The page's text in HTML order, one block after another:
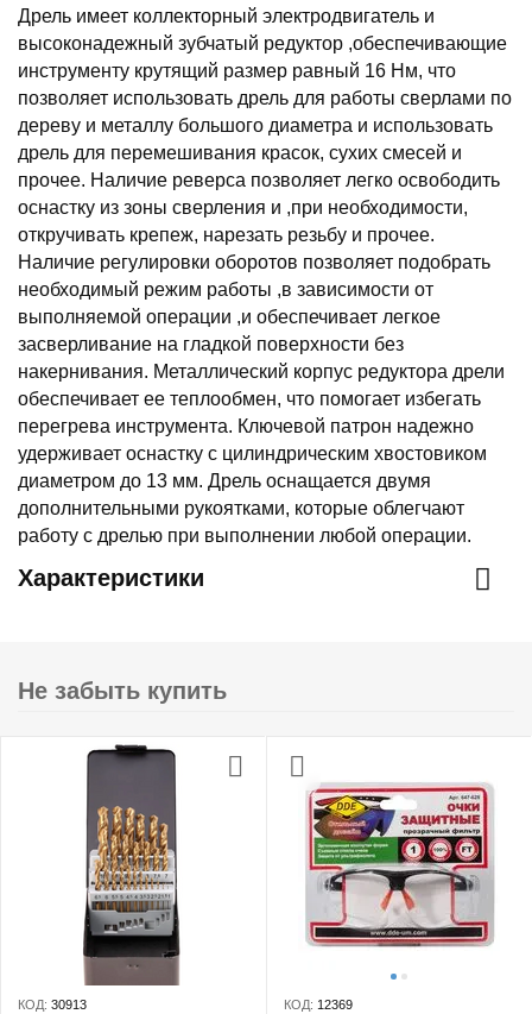
Дрель имеет коллекторный электродвигатель и
высоконадежный зубчатый редуктор ,обеспечивающие
инструменту крутящий размер равный 16 Нм, что
позволяет использовать дрель для работы сверлами по
дереву и металлу большого диаметра и использовать
дрель для перемешивания красок, сухих смесей и
прочее. Наличие реверса позволяет легко освободить
оснастку из зоны сверления и ,при необходимости,
откручивать крепеж, нарезать резьбу и прочее.
Наличие регулировки оборотов позволяет подобрать
необходимый режим работы ,в зависимости от
выполняемой операции ,и обеспечивает легкое
засверливание на гладкой поверхности без
накернивания. Металлический корпус редуктора дрели
обеспечивает ее теплообмен, что помогает избегать
перегрева инструмента. Ключевой патрон надежно
удерживает оснастку с цилиндрическим хвостовиком
диаметром до 13 мм. Дрель оснащается двумя
дополнительными рукоятками, которые облегчают
работу с дрелью при выполнении любой операции.
Характеристики
Не забыть купить
КОД: 30913 КОД: 12369